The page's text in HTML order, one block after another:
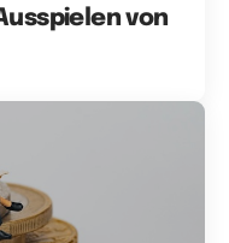
von